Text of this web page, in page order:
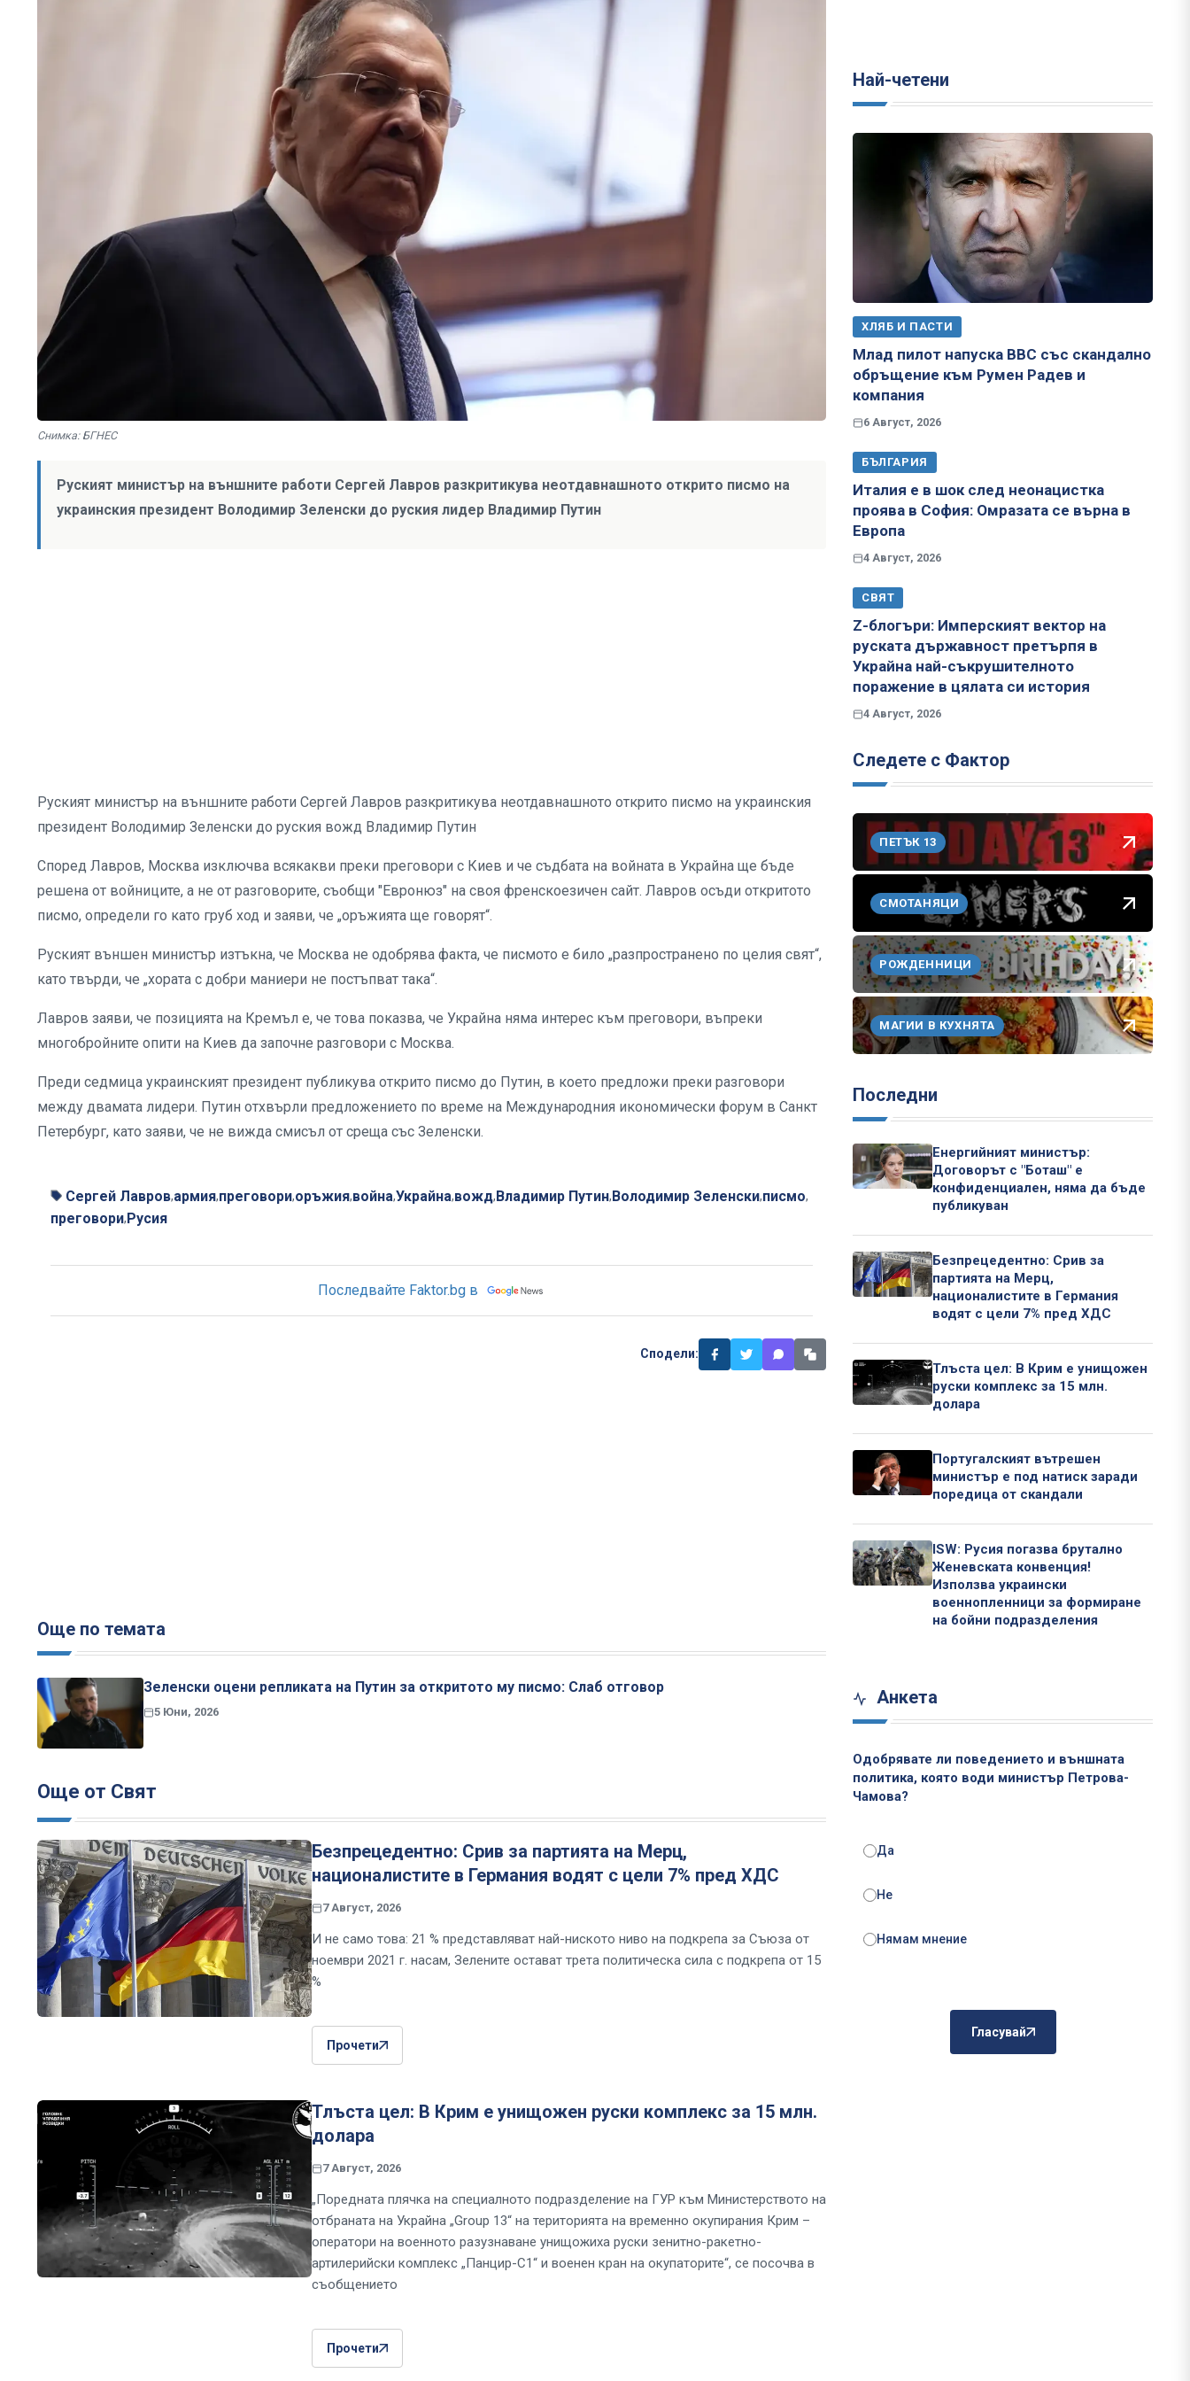
Снимка: БГНЕС
Руският министър на външните работи Сергей Лавров разкритикува неотдавнашното открито писмо на
украинския президент Володимир Зеленски до руския лидер Владимир Путин
Руският министър на външните работи Сергей Лавров разкритикува неотдавнашното открито писмо на украинския
президент Володимир Зеленски до руския вожд Владимир Путин
Според Лавров, Москва изключва всякакви преки преговори с Киев и че съдбата на войната в Украйна ще бъде
решена от войниците, а не от разговорите, съобщи "Евронюз" на своя френскоезичен сайт. Лавров осъди откритото
писмо, определи го като груб ход и заяви, че „оръжията ще говорят“.
Руският външен министър изтъкна, че Москва не одобрява факта, че писмото е било „разпространено по целия свят“,
като твърди, че „хората с добри маниери не постъпват така“.
Лавров заяви, че позицията на Кремъл е, че това показва, че Украйна няма интерес към преговори, въпреки
многобройните опити на Киев да започне разговори с Москва.
Преди седмица украинският президент публикува открито писмо до Путин, в което предложи преки разговори
между двамата лидери. Путин отхвърли предложението по време на Международния икономически форум в Санкт
Петербург, като заяви, че не вижда смисъл от среща със Зеленски.
Сергей Лавров,армия,преговори,оръжия,война,Украйна,вожд,Владимир Путин,Володимир Зеленски,писмо,
преговори,Русия
Последвайте Faktor.bg в
Сподели:
Още по темата
Зеленски оцени репликата на Путин за откритото му писмо: Слаб отговор
5 Юни, 2026
Още от Свят
Безпрецедентно: Срив за партията на Мерц,
националистите в Германия водят с цели 7% пред ХДС
7 Август, 2026
И не само това: 21 % представляват най-ниското ниво на подкрепа за Съюза от
ноември 2021 г. насам, Зелените остават трета политическа сила с подкрепа от 15
%
Прочети
Тлъста цел: В Крим е унищожен руски комплекс за 15 млн.
долара
7 Август, 2026
„Поредната плячка на специалното подразделение на ГУР към Министерството на
отбраната на Украйна „Group 13“ на територията на временно окупирания Крим –
оператори на военното разузнаване унищожиха руски зенитно-ракетно-
артилерийски комплекс „Панцир-С1“ и военен кран на окупаторите“, се посочва в
съобщението
Прочети
Най-четени
ХЛЯБ И ПАСТИ
Млад пилот напуска ВВС със скандално
обръщение към Румен Радев и
компания
6 Август, 2026
БЪЛГАРИЯ
Италия е в шок след неонацистка
проява в София: Омразата се върна в
Европа
4 Август, 2026
СВЯТ
Z-блогъри: Имперският вектор на
руската държавност претърпя в
Украйна най-съкрушителното
поражение в цялата си история
4 Август, 2026
Следете с Фактор
ПЕТЪК 13
СМОТАНЯЦИ
РОЖДЕННИЦИ
МАГИИ В КУХНЯТА
Последни
Енергийният министър:
Договорът с "Боташ" е
конфиденциален, няма да бъде
публикуван
Безпрецедентно: Срив за
партията на Мерц,
националистите в Германия
водят с цели 7% пред ХДС
Тлъста цел: В Крим е унищожен
руски комплекс за 15 млн.
долара
Португалският вътрешен
министър е под натиск заради
поредица от скандали
ISW: Русия погазва брутално
Женевската конвенция!
Използва украински
военнопленници за формиране
на бойни подразделения
Анкета
Одобрявате ли поведението и външната
политика, която води министър Петрова-
Чамова?
Да
Не
Нямам мнение
Гласувай